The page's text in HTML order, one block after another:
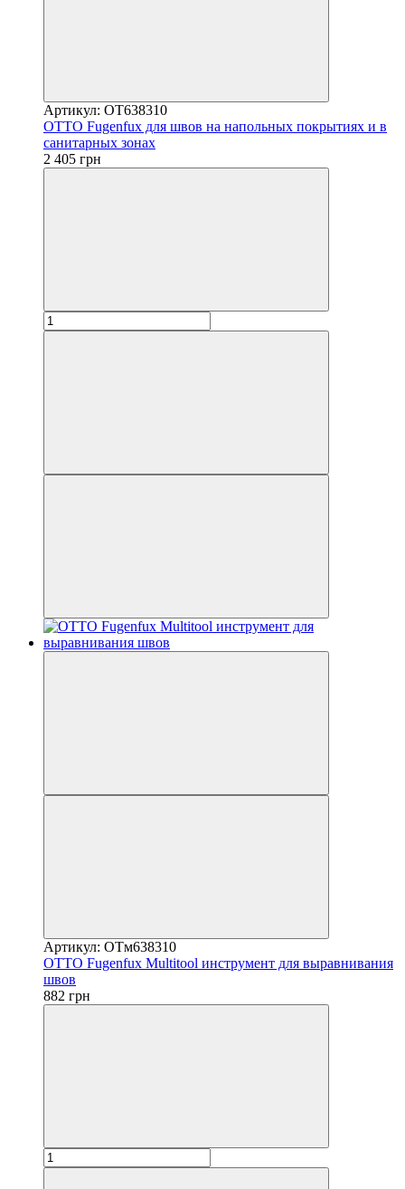
Артикул: OT638310
OTTO Fugenfux для швов на напольных покрытиях и в
санитарных зонах
2 405 грн
Артикул: OTм638310
OTTO Fugenfux Multitool инструмент для выравнивания
швов
882 грн